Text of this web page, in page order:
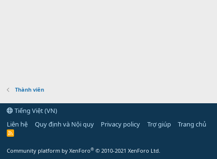
Thành viên
Tiếng Việt (VN)
Liên hệ
Quy định và Nội quy Privacy policy Trợ giúp Trang chủ
R
Community platform by XenForo® © 2010-2021 XenForo Ltd.